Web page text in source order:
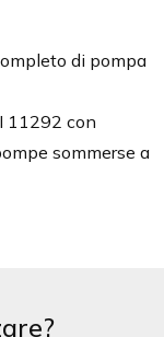
di pompa
11292 con
sommerse a